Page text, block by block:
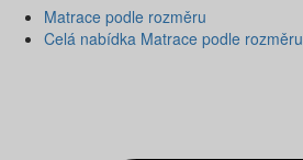
Matrace podle rozměru
Celá nabídka Matrace podle rozměru